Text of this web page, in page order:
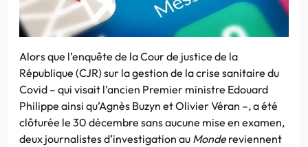
Alors que l’enquête de la Cour de justice de la
République (CJR) sur la gestion de la crise sanitaire du
Covid – qui visait l’ancien Premier ministre Edouard
Philippe ainsi qu’Agnès Buzyn et Olivier Véran –, a été
clôturée le 30 décembre sans aucune mise en examen,
deux journalistes d’investigation au Mondereviennent